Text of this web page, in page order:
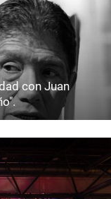
con Juan